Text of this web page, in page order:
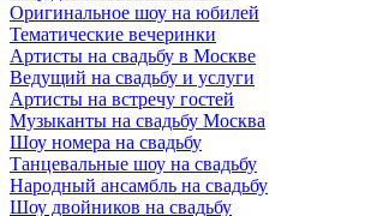
Оригинальное шоу на юбилей
Тематические вечеринки
Артисты на свадьбу в Москве
Ведущий на свадьбу и услуги
Артисты на встречу гостей
Музыканты на свадьбу Москва
Шоу номера на свадьбу
Танцевальные шоу на свадьбу
Народный ансамбль на свадьбу
Шоу двойников на свадьбу